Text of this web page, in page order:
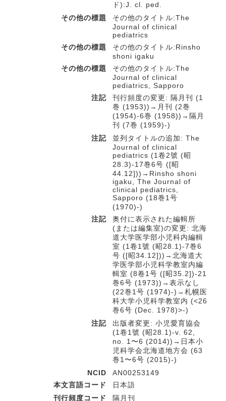
ド):J. cl. ped.
その他の標題
その他のタイトル:The
Journal of clinical
pediatrics
その他の標題
その他のタイトル:Rinsho
shoni igaku
その他の標題
その他のタイトル:The
Journal of clinical
pediatrics, Sapporo
注記
刊行頻度の変更: 隔月刊 (1
巻 (1953))→月刊 (2巻
(1954)-6巻 (1958))→隔月
刊 (7巻 (1959)-)
注記
並列タイトルの追加: The
Journal of clinical
pediatrics (1卷2號 (昭
28.3)-17巻6号 ([昭
44.12]))→Rinsho shoni
igaku, The Journal of
clinical pediatrics,
Sapporo (18巻1号
(1970)-)
注記
奥付に表示された編輯所
(または編集室)の変更: 北海
道大学医学部小児科内編輯
室 (1卷1號 (昭28.1)-7巻6
号 ([昭34.12]))→北海道大
学医学部小児科学教室内編
輯室 (8卷1号 ([昭35.2])-21
巻6号 (1973))→表示なし
(22巻1号 (1974)-)→札幌医
科大学小児科学教室内 (<26
巻6号 (Dec. 1978)>-)
注記
出版者変更: 小児愛育協会
(1卷1號 (昭28.1)-v. 62,
no. 1〜6 (2014))→日本小
児科学会北海道地方会 (63
巻1〜6号 (2015)-)
NCID
AN00253149
本文言語コード
日本語
刊行頻度コード
隔月刊